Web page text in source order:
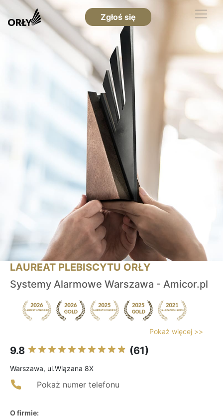
Zgłoś się
LAUREAT PLEBISCYTU ORŁY
Systemy Alarmowe Warszawa - Amicor.pl
Pokaż więcej >>
9.8 (61)
Warszawa, ul.Wiązana 8X
Pokaż numer telefonu
O firmie: